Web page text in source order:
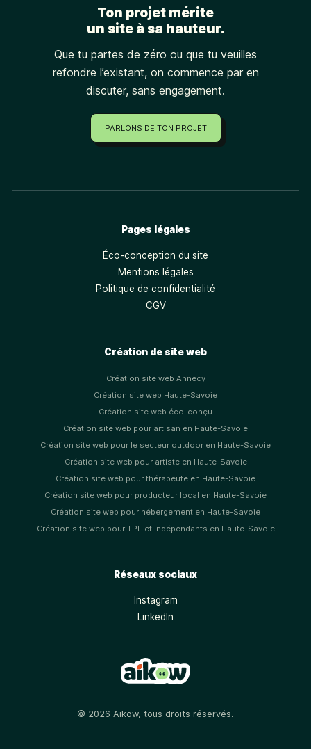
Ton projet mérite
un site à sa hauteur.
Que tu partes de zéro ou que tu veuilles
refondre l’existant, on commence par en
discuter, sans engagement.
PARLONS DE TON PROJET
Pages légales
Éco-conception du site
Mentions légales
Politique de confidentialité
CGV
Création de site web
Création site web Annecy
Création site web Haute-Savoie
Création site web éco-conçu
Création site web pour artisan en Haute-Savoie
Création site web pour le secteur outdoor en Haute-Savoie
Création site web pour artiste en Haute-Savoie
Création site web pour thérapeute en Haute-Savoie
Création site web pour producteur local en Haute-Savoie
Création site web pour hébergement en Haute-Savoie
Création site web pour TPE et indépendants en Haute-Savoie
Réseaux sociaux
Instagram
LinkedIn
© 2026 Aikow, tous droits réservés.